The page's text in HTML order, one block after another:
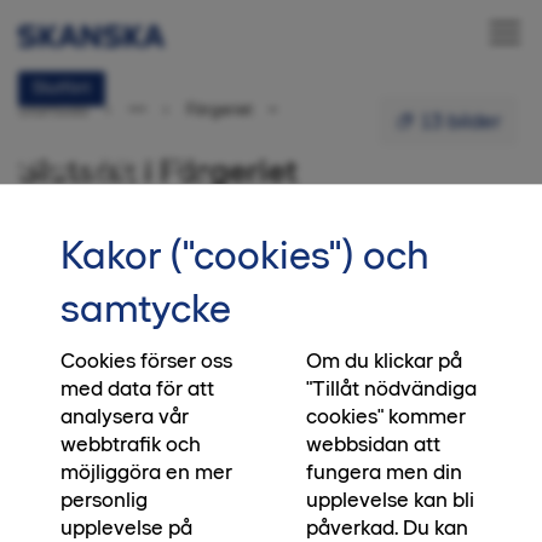
13 bilder
Slutfört
Färgeriet
Norrköping
Startsida Färgeriet
Slutsålt i Färgeriet
21 september 2022
Kakor ("cookies") och
samtycke
Cookies förser oss
med data för att
analysera vår
webbtrafik och
möjliggöra en mer
personlig
upplevelse på
Om du klickar på
"Tillåt nödvändiga
cookies" kommer
webbsidan att
fungera men din
upplevelse kan bli
påverkad. Du kan